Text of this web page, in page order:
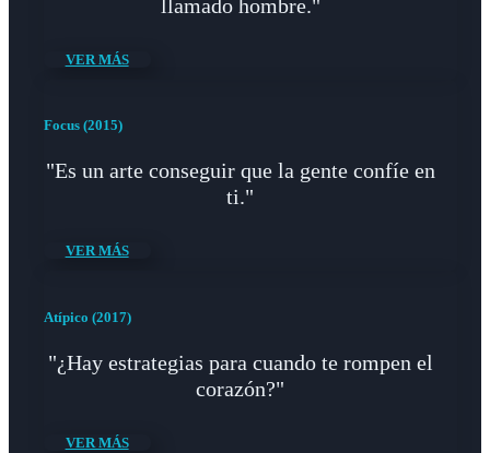
llamado hombre."
VER MÁS
Focus (2015)
"Es un arte conseguir que la gente confíe en
ti."
VER MÁS
Atípico (2017)
"¿Hay estrategias para cuando te rompen el
corazón?"
VER MÁS